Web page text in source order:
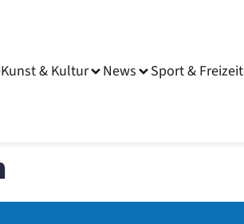
Kunst & Kultur News Sport & Freizeit